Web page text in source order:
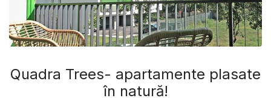
Quadra Trees- apartamente plasate
în natură!